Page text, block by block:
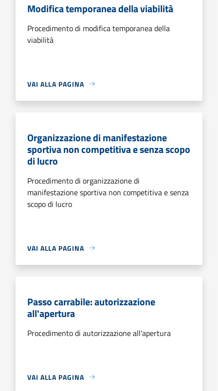
Modifica temporanea della viabilità
Procedimento di modifica temporanea della
viabilità
VAI ALLA PAGINA
Organizzazione di manifestazione
sportiva non competitiva e senza scopo
di lucro
Procedimento di organizzazione di
manifestazione sportiva non competitiva e senza
scopo di lucro
VAI ALLA PAGINA
Passo carrabile: autorizzazione
all'apertura
Procedimento di autorizzazione all'apertura
VAI ALLA PAGINA